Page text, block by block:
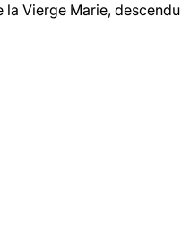
la Vierge Marie, descendu